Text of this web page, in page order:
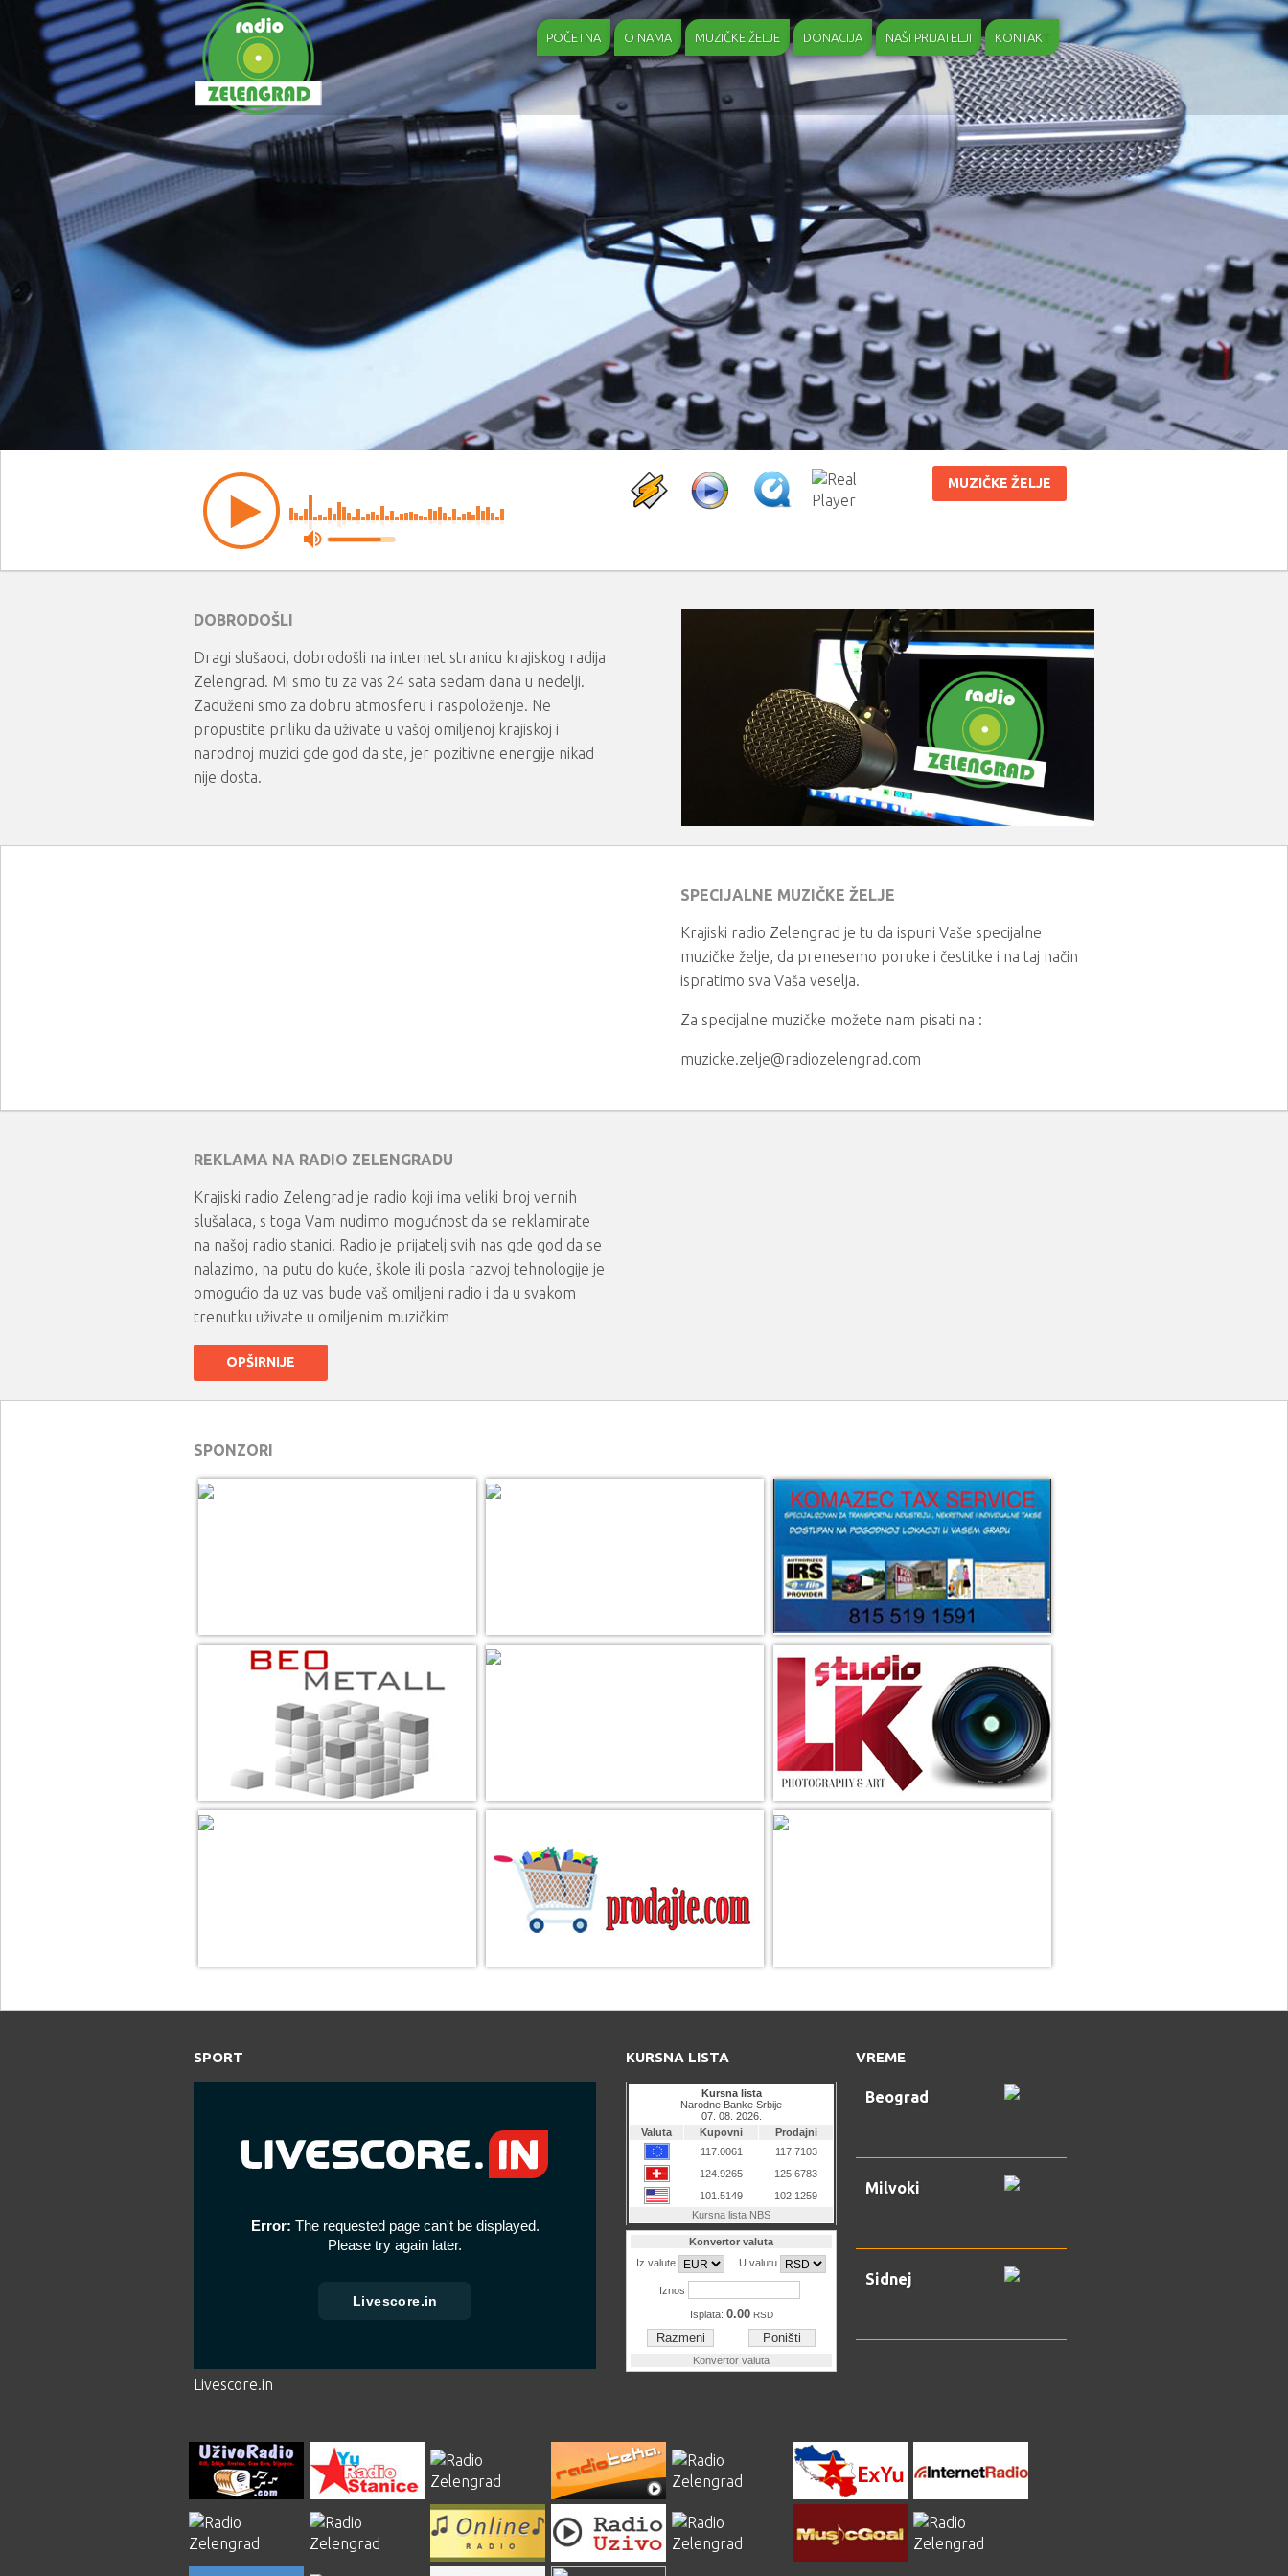
POČETNA O NAMA MUZIČKE ŽELJE DONACIJA NAŠI PRIJATELJI KONTAKT
MUZIČKE ŽELJE
DOBRODOŠLI
Dragi slušaoci, dobrodošli na internet stranicu krajiskog radija
Zelengrad. Mi smo tu za vas 24 sata sedam dana u nedelji.
Zaduženi smo za dobru atmosferu i raspoloženje. Ne
propustite priliku da uživate u vašoj omiljenoj krajiskoj i
narodnoj muzici gde god da ste, jer pozitivne energije nikad
nije dosta.
SPECIJALNE MUZIČKE ŽELJE
Krajiski radio Zelengrad je tu da ispuni Vaše specijalne
muzičke želje, da prenesemo poruke i čestitke i na taj način
ispratimo sva Vaša veselja.
Za specijalne muzičke možete nam pisati na :
muzicke.zelje@radiozelengrad.com
REKLAMA NA RADIO ZELENGRADU
Krajiski radio Zelengrad je radio koji ima veliki broj vernih
slušalaca, s toga Vam nudimo mogućnost da se reklamirate
na našoj radio stanici. Radio je prijatelj svih nas gde god da se
nalazimo, na putu do kuće, škole ili posla razvoj tehnologije je
omogućio da uz vas bude vaš omiljeni radio i da u svakom
trenutku uživate u omiljenim muzičkim
OPŠIRNIJE
SPONZORI
SPORT
Livescore.in
KURSNA LISTA VREME
Beograd
Milvoki
Sidnej